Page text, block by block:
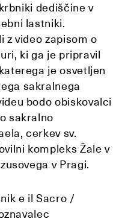
dediščine v
lastniki.
z video zapisom o
ki ga je pripravil
je osvetljen
sakralnega
bodo obiskovalci
sakralno
cerkev sv.
kompleks Žale v
v Pragi.
e il Sacro /